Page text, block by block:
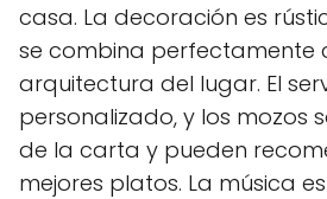
casa. La decoración es
se combina perfectamente
arquitectura del lugar. El
personalizado, y los mozos
de la carta y pueden
mejores platos. La música